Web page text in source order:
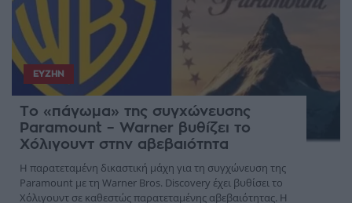
ΕΥΖΗΝ
Το «πάγωμα» της συγχώνευσης
Paramount – Warner βυθίζει το
Χόλιγουντ στην αβεβαιότητα
Η παρατεταμένη δικαστική μάχη για τη συγχώνευση της
Paramount με τη Warner Bros. Discovery έχει βυθίσει το
Χόλιγουντ σε καθεστώς παρατεταμένης αβεβαιότητας. Η